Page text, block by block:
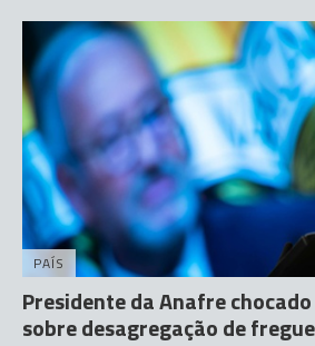
PAÍS
Presidente da Anafre
sobre desagregação de